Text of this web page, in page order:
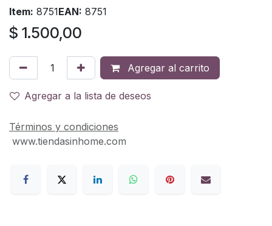
Item: 8751EAN: 8751
$ 1.500,00
Agregar al carrito
Agregar a la lista de deseos
Términos y condiciones
www.tiendasinhome.com